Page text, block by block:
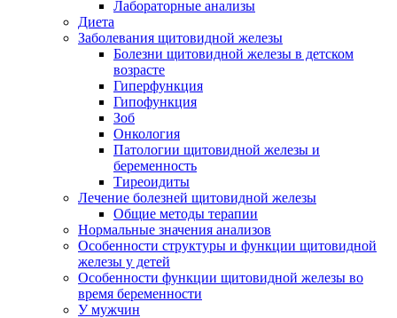
Лабораторные анализы
Диета
Заболевания щитовидной железы
Болезни щитовидной железы в детском
возрасте
Гиперфункция
Гипофункция
Зоб
Онкология
Патологии щитовидной железы и
беременность
Тиреоидиты
Лечение болезней щитовидной железы
Общие методы терапии
Нормальные значения анализов
Особенности структуры и функции щитовидной
железы у детей
Особенности функции щитовидной железы во
время беременности
У мужчин